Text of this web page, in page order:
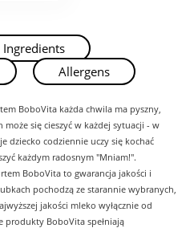
Ingredients
Allergens
BoboVita każda chwila ma pyszny,
się cieszyć w każdej sytuacji - w
dziecko codziennie uczy się kochać
każdym radosnym "Mniam!".
BoboVita to gwarancja jakości i
pochodzą ze starannie wybranych,
jakości mleko wyłącznie od
produkty BoboVita spełniają